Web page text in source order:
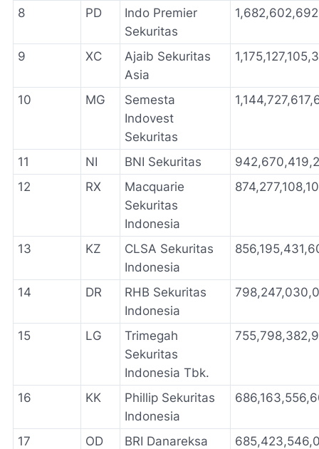
8 PD
Indo Premier
Sekuritas
9 XC
Ajaib Sekuritas
Asia
10 MG
Semesta
Indovest
Sekuritas
11 NI BNI Sekuritas
12
RX
Macquarie
Sekuritas
Indonesia
13 KZ
CLSA Sekuritas
Indonesia
14 DR
RHB Sekuritas
Indonesia
15 LG
Trimegah
Sekuritas
Indonesia Tbk.
16 KK
Phillip Sekuritas
Indonesia
17 OD
BRI Danareksa